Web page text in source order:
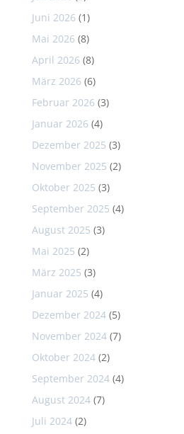
Juni 2026 (1)
Mai 2026 (8)
April 2026 (8)
März 2026 (6)
Februar 2026 (3)
Januar 2026 (4)
Dezember 2025 (3)
November 2025 (2)
Oktober 2025 (3)
September 2025 (4)
August 2025 (3)
Mai 2025 (2)
März 2025 (3)
Januar 2025 (4)
Dezember 2024(5)
November 2024(7)
Oktober 2024(2)
September 2024(4)
August 2024(7)
Juli 2024(2)